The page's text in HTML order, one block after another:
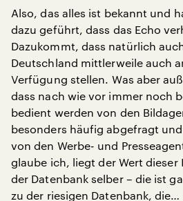
Also, das alles ist bekannt und
dazu geführt, dass das Echo
Dazukommt, dass natürlich
Deutschland mittlerweile auch
Verfügung stellen. Was aber
dass nach wie vor immer noch
bedient werden von den
besonders häufig abgefragt
von den Werbe- und
glaube ich, liegt der Wert
der Datenbank selber – die ist
zu der riesigen Datenbank, die…